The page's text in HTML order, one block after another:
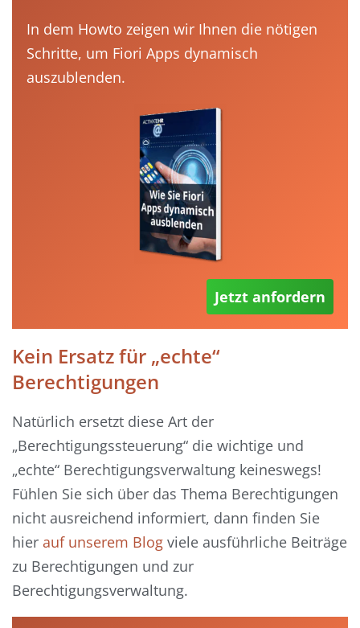
In dem Howto zeigen wir Ihnen die nötigen
Schritte, um Fiori Apps dynamisch
auszublenden.
Jetzt anfordern
Kein Ersatz für „echte“
Berechtigungen
Natürlich ersetzt diese Art der
„Berechtigungssteuerung“ die wichtige und
„echte“ Berechtigungsverwaltung keineswegs!
Fühlen Sie sich über das Thema Berechtigungen
nicht ausreichend informiert, dann finden Sie
hier auf unserem Blog viele ausführliche Beiträge
zu Berechtigungen und zur
Berechtigungsverwaltung.